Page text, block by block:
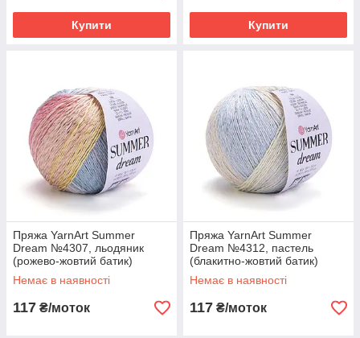
Купити Купити
Пряжа YarnArt Summer
Dream №4307, льодяник
(рожево-жовтий батик)
Немає в наявності
117 ₴/моток
Пряжа YarnArt Summer
Dream №4312, пастель
(блакитно-жовтий батик)
Немає в наявності
117 ₴/моток